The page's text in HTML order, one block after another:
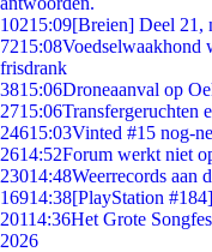
10215:09[Breien] Deel 21,
7215:08Voedselwaakhond
frisdrank
3815:06Droneaanval op
2715:06Transfergeruchten
24615:03Vinted #15 nog-
2614:52Forum werkt niet
23014:48Weerrecords aan
16914:38[PlayStation
20114:36Het Grote
2026